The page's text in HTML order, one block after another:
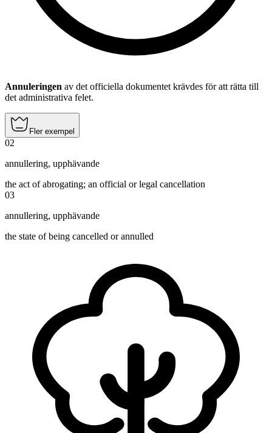
Annuleringen av det officiella dokumentet krävdes för att rätta till
det administrativa felet.
Fler exempel
02
annullering, upphävande
the act of abrogating; an official or legal cancellation
03
annullering, upphävande
the state of being cancelled or annulled